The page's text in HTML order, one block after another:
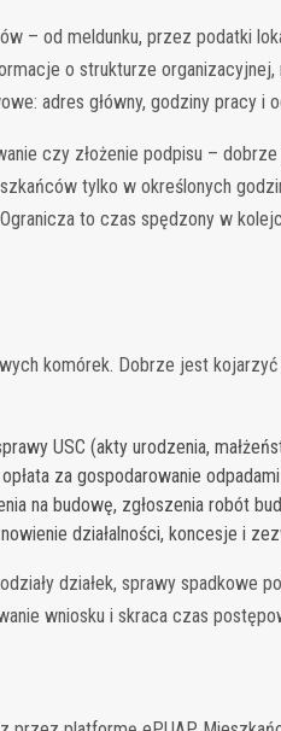
– od meldunku, przez podatki
o strukturze
adres główny, godziny pracy i
czy złożenie podpisu –
tylko w określonych
to czas spędzony w
komórek. Dobrze jest
USC (akty urodzenia,
za gospodarowanie
na budowę, zgłoszenia robót
działalności, koncesje i
działek, sprawy spadkowe
wniosku i skraca czas